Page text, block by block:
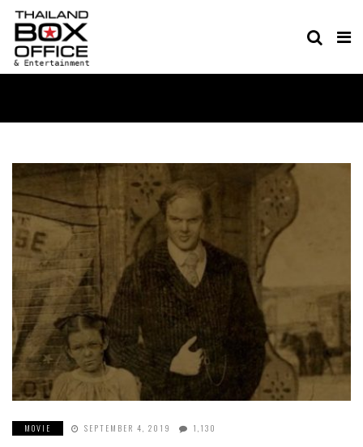
MOVIE SEPTEMBER 4, 2019 1,130